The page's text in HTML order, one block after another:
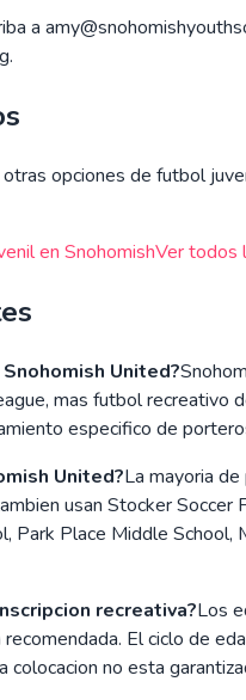
a
otras opciones de futbol
en SnohomishVer todos
United?
mas futbol
especifico de
United?La mayoria
usan Stocker
Park Place Middle
recreativa?Los
El ciclo de
no esta